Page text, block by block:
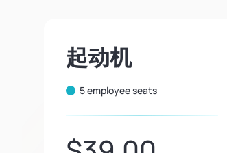
起动机
5 employee seats